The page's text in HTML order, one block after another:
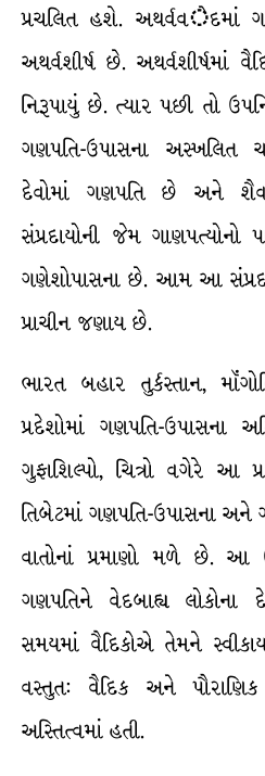
પ્રચલિત હશે.
અથર્વશીર્ષ છે. અથર્વશીર્ષમાં
નિરૂપાયું છે. ત્યાર પછી તો
ગણપતિ-ઉપાસના
દેવોમાં ગણપતિ છે અને
સંપ્રદાયોની જેમ ગાણપત્યોનો
ગણેશોપાસના છે. આમ આ
પ્રાચીન જણાય છે.
ભારત બહાર તુર્કસ્તાન,
પ્રદેશોમાં ગણપતિ-ઉપાસના
ગુફાશિલ્પો, ચિત્રો વગેરે આ
તિબેટમાં ગણપતિ-ઉપાસના
વાતોનાં પ્રમાણો મળે છે. આ
ગણપતિને વેદબાહ્ય
સમયમાં વૈદિકોએ તેમને
વસ્તુત: વૈદિક અને પૌરાણિક
અસ્તિત્વમાં હતી.